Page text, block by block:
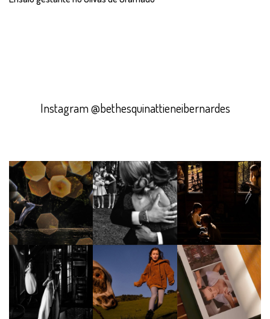
Instagram @bethesquinattieneibernardes